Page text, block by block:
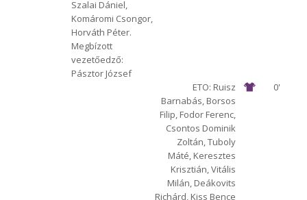
Szalai Dániel,
Komáromi Csongor,
Horváth Péter.
Megbízott
vezetőedző:
Pásztor József
0'
ETO: Ruisz
Barnabás, Borsos
Filip, Fodor Ferenc,
Csontos Dominik
Zoltán, Tuboly
Máté, Keresztes
Krisztián, Vitális
Milán, Deákovits
Richárd, Kiss Bence